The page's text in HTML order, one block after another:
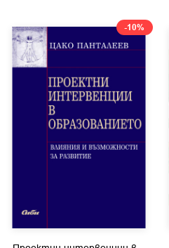
-10%